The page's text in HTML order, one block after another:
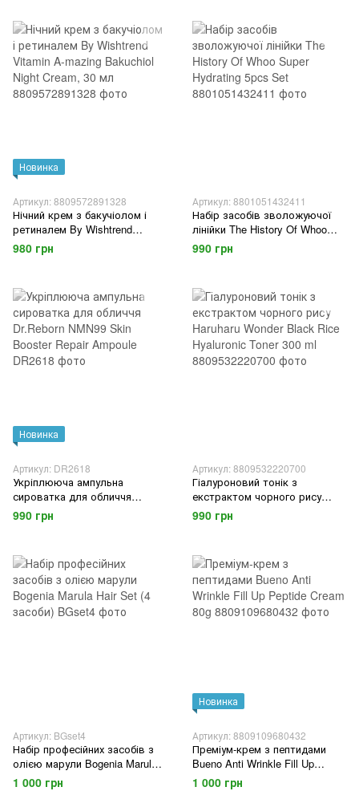
Новинка
Артикул: 8809572891328
Нічний крем з бакучіолом і
ретиналем By Wishtrend
Vitamin A-mazing Bakuchiol
Night Cream, 30 мл
980 грн
Артикул: 8801051432411
Набір засобів зволожуючої
лінійки The History Of Whoo
Super Hydrating 5pcs Set
990 грн
Новинка
Артикул: DR2618
Укріплююча ампульна
сироватка для обличчя
Dr.Reborn NMN99 Skin Booster
Repair Ampoule
990 грн
Артикул: 8809532220700
Гіалуроновий тонік з
екстрактом чорного рису
Haruharu Wonder Black Rice
Hyaluronic Toner 300 ml
990 грн
Артикул: BGset4
Набір професійних засобів з
олією марули Bogenia Marula
Hair Set (4 засоби)
1 000 грн
Новинка
Артикул: 8809109680432
Преміум-крем з пептидами
Bueno Anti Wrinkle Fill Up
Peptide Cream 80g
1 000 грн